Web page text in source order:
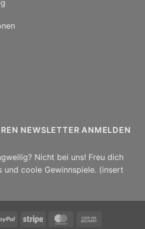
NEWSLETTER ANMELDEN
Nicht bei uns! Freu dich
und coole Gewinnspiele. (insert
PayPal Stripe MasterCard